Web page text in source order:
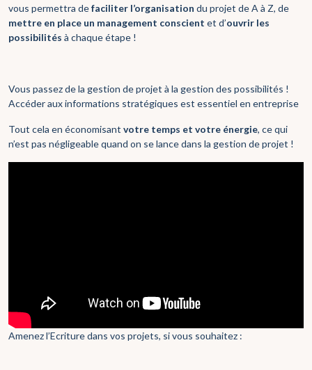
vous permettra defaciliter l’organisation du projet de A à Z, de
mettre en place un management conscient et d’ouvrir les
possibilités à chaque étape !
Vous passez de la gestion de projet à la gestion des possibilités !
Accéder aux informations stratégiques est essentiel en entreprise
Tout cela en économisant votre temps et votre énergie, ce qui
n’est pas négligeable quand on se lance dans la gestion de projet !
Amenez l’Ecriture dans vos projets, si vous souhaitez :